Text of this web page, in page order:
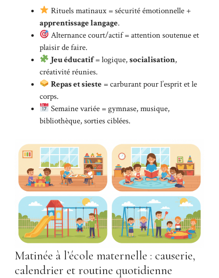
Rituels matinaux = sécurité émotionnelle +
apprentissage langage.
Alternance court/actif = attention soutenue et
plaisir de faire.
Jeu éducatif= logique,socialisation,
créativité réunies.
Repas et sieste = carburant pour l’esprit et le
corps.
Semaine variée = gymnase, musique,
bibliothèque, sorties ciblées.
Matinée à l’école maternelle : causerie,
calendrier et routine quotidienne